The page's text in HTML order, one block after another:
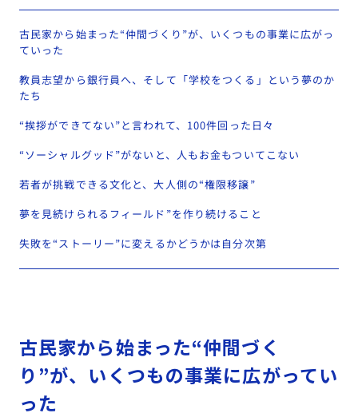
古民家から始まった“仲間づくり”が、いくつもの事業に広がっ
ていった
教員志望から銀行員へ、そして「学校をつくる」という夢のか
たち
“挨拶ができてない”と言われて、100件回った日々
“ソーシャルグッド”がないと、人もお金もついてこない
若者が挑戦できる文化と、大人側の“権限移譲”
夢を見続けられるフィールド”を作り続けること
失敗を“ストーリー”に変えるかどうかは自分次第
古民家から始まった“仲間づく
り”が、いくつもの事業に広がってい
った